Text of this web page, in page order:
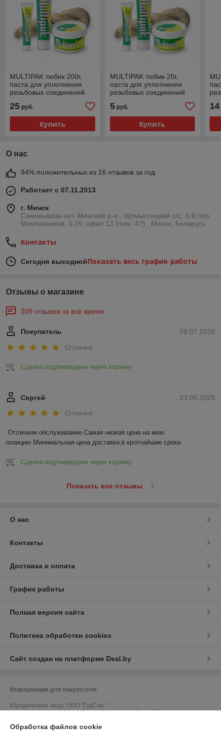
MULTIPAK тюбик 200г,
паста для уплотнения
резьбовых соединений
25 руб.
Купить
MULTIPAK тюбик 20г,
паста для уплотнения
резьбовых соединений
5руб.
Купить
14
О нас
94% положительных из 16 отзывов за год
Работает с 07.11.2013
г. Минск
Самовывоза-нет. Минский р-н , Щомыслицкий с/с, 3-й пер.
Монтажников, 3-15, офис 13 (пом. 47) , Минск, Беларусь
Контакты
Сегодня выходнойПоказать весь график работы
Отзывы о магазине
309 отзывов за всё время
09.07.2026
Покупатель
Отлично
Сделка подтверждена через корзину
23.06.2026
Сергей
Отлично
Отличное обслуживание.Самая низкая цена на мою
позицию.Минимальная цена доставки,в кротчайшие сроки.
Сделка подтверждена через корзину
Показать все отзывы
О нас
Контакты
Доставка и оплата
График работы
Полная версия сайта
Политика обработки cookies
Сайт создан на платформе Deal.by
Информация для покупателя
Юридическое лицо: ООО "ГудСан "
самовывоза - нет. Минский р-н, Щомыслицкий с/с, 3-й пер.
Обработка файлов cookie